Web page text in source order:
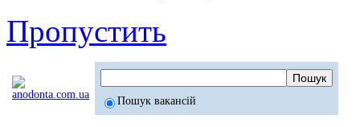
Пропустить
Пошук вакансій